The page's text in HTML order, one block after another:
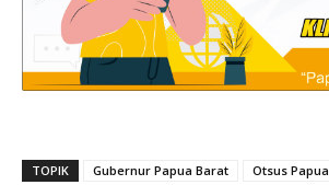
TOPIK Gubernur Papua Barat Otsus Papua